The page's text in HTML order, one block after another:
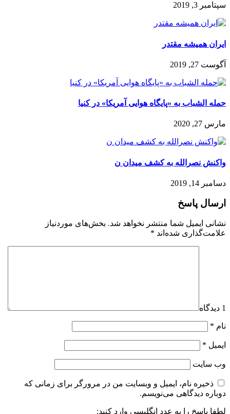
سپتامبر 3, 2019
ایران همیشه مقتدر
آگوست 27, 2019
حمله الشباب به «پایگاه هوایی آمریکا» در کنیا
مارس 27, 2020
واکنش نصرالله به کشف میدان ن
دسامبر 14, 2019
ارسال پاسخ
نشانی ایمیل شما منتشر نخواهد شد. بخش‌های موردنیاز
علامت‌گذاری شده‌اند *
1 دیدگاه
نام *
ایمیل *
وب‌ سایت
ذخیره نام، ایمیل و وبسایت من در مرورگر برای زمانی که
دوباره دیدگاهی می‌نویسم.
لطفا پاسخ را به عدد انگلیسی وارد کنید: